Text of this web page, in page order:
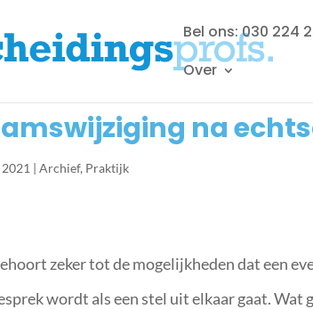
Bel ons: 030 224
Over
na
|Archief, Praktijk
zeker tot de mogelijkheden dat een
wordt als een stel uit elkaar gaat.